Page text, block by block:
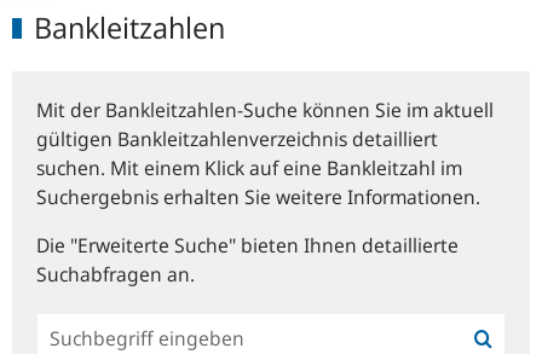
Bankleitzahlen
Mit der Bankleitzahlen-Suche können Sie im aktuell
gültigen Bankleitzahlenverzeichnis detailliert
suchen. Mit einem Klick auf eine Bankleitzahl im
Suchergebnis erhalten Sie weitere Informationen.
Die "Erweiterte Suche" bieten Ihnen detaillierte
Suchabfragen an.
Einfache